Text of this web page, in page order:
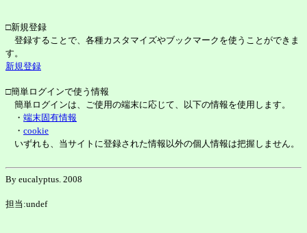
□新規登録
登録することで、各種カスタマイズやブックマークを使うことができま
す。
新規登録
□簡単ログインで使う情報
簡単ログインは、ご使用の端末に応じて、以下の情報を使用します。
・ 端末固有情報
・ cookie
いずれも、当サイトに登録された情報以外の個人情報は把握しません。
By eucalyptus. 2008
担当:undef